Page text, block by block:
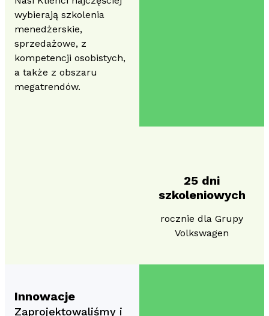
wybierają szkolenia
menedżerskie,
sprzedażowe, z
kompetencji osobistych,
a także z obszaru
megatrendów.
25 dni
szkoleniowych
rocznie dla Grupy
Volkswagen
Innowacje
Zaprojektowaliśmy i